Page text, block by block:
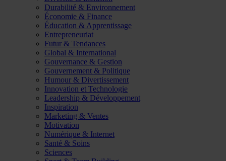
Durabilité & Environnement
Économie & Finance
Éducation & Apprentissage
Entrepreneuriat
Futur & Tendances
Global & International
Gouvernance & Gestion
Gouvernement & Politique
Humour & Divertissement
Innovation et Technologie
Leadership & Développement
Inspiration
Marketing & Ventes
Motivation
Numérique & Internet
Santé & Soins
Sciences